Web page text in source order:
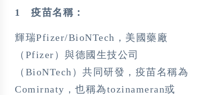
1 疫苗名稱：
輝瑞Pfizer/BioNTech，美國藥廠
（Pfizer）與德國生技公司
（BioNTech）共同研發，疫苗名稱為
Comirnaty，也稱為tozinameran或